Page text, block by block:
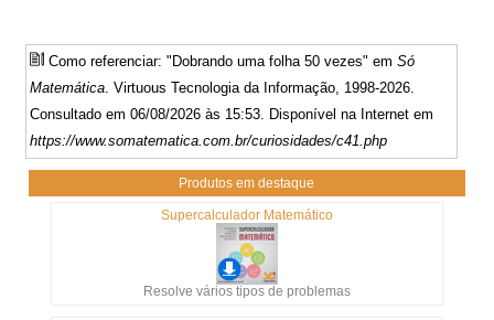
Como referenciar: "Dobrando uma folha 50 vezes" emSó
Matemática. Virtuous Tecnologia da Informação, 1998-2026.
Consultado em 06/08/2026 às 15:53. Disponível na Internet em
https://www.somatematica.com.br/curiosidades/c41.php
Produtos em destaque
Supercalculador Matemático
Resolve vários tipos de problemas